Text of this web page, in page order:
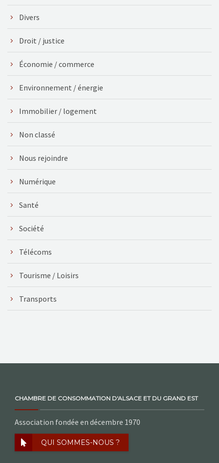
Divers
Droit / justice
Économie / commerce
Environnement / énergie
Immobilier / logement
Non classé
Nous rejoindre
Numérique
Santé
Société
Télécoms
Tourisme / Loisirs
Transports
CHAMBRE DE CONSOMMATION D'ALSACE ET DU GRAND EST
Association fondée en décembre 1970
QUI SOMMES-NOUS ?